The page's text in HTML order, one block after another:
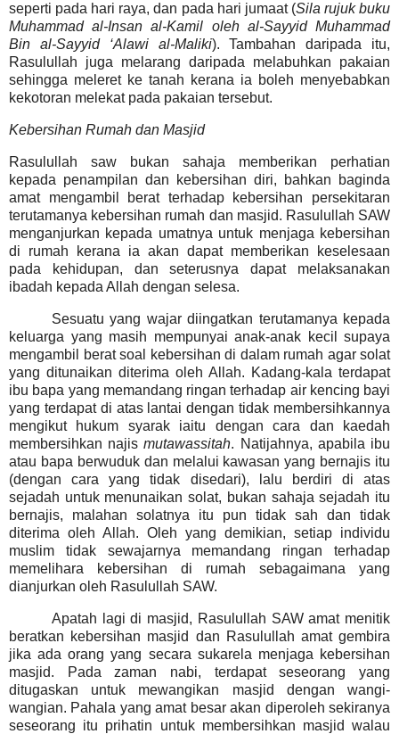
seperti pada hari raya, dan pada hari jumaat (Sila rujuk buku
Muhammad al-Insan al-Kamil oleh al-Sayyid Muhammad
Bin al-Sayyid ‘Alawi al-Maliki). Tambahan daripada itu,
Rasulullah juga melarang daripada melabuhkan pakaian
sehingga meleret ke tanah kerana ia boleh menyebabkan
kekotoran melekat pada pakaian tersebut.
Kebersihan Rumah dan Masjid
Rasulullah saw bukan sahaja memberikan perhatian
kepada penampilan dan kebersihan diri, bahkan baginda
amat mengambil berat terhadap kebersihan persekitaran
terutamanya kebersihan rumah dan masjid. Rasulullah SAW
menganjurkan kepada umatnya untuk menjaga kebersihan
di rumah kerana ia akan dapat memberikan keselesaan
pada kehidupan, dan seterusnya dapat melaksanakan
ibadah kepada Allah dengan selesa.
Sesuatu yang wajar diingatkan terutamanya kepada
keluarga yang masih mempunyai anak-anak kecil supaya
mengambil berat soal kebersihan di dalam rumah agar solat
yang ditunaikan diterima oleh Allah. Kadang-kala terdapat
ibu bapa yang memandang ringan terhadap air kencing bayi
yang terdapat di atas lantai dengan tidak membersihkannya
mengikut hukum syarak iaitu dengan cara dan kaedah
membersihkan najismutawassitah. Natijahnya, apabila ibu
atau bapa berwuduk dan melalui kawasan yang bernajis itu
(dengan cara yang tidak disedari), lalu berdiri di atas
sejadah untuk menunaikan solat, bukan sahaja sejadah itu
bernajis, malahan solatnya itu pun tidak sah dan tidak
diterima oleh Allah. Oleh yang demikian, setiap individu
muslim tidak sewajarnya memandang ringan terhadap
memelihara kebersihan di rumah sebagaimana yang
dianjurkan oleh Rasulullah SAW.
Apatah lagi di masjid, Rasulullah SAW amat menitik
beratkan kebersihan masjid dan Rasulullah amat gembira
jika ada orang yang secara sukarela menjaga kebersihan
masjid. Pada zaman nabi, terdapat seseorang yang
ditugaskan untuk mewangikan masjid dengan wangi-
wangian. Pahala yang amat besar akan diperoleh sekiranya
seseorang itu prihatin untuk membersihkan masjid walau